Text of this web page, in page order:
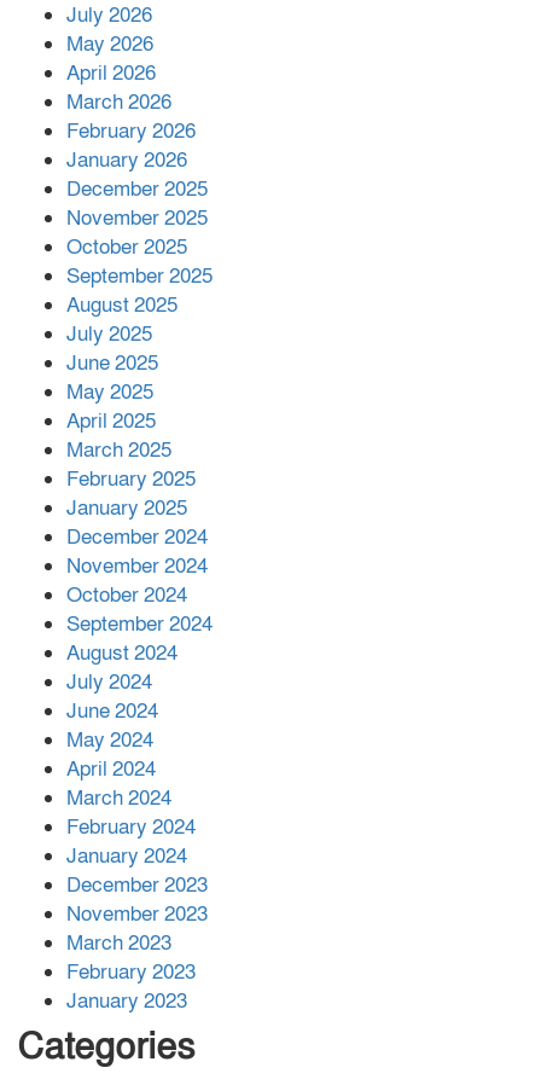
পর ফোন তারেক রহমানের,গ্যাস সঙ্কট
সহায়তা দিলেন সাচিং প্রু জেরী
July 2026
May 2026
April 2026
March 2026
February 2026
January 2026
December 2025
November 2025
October 2025
September 2025
August 2025
July 2025
June 2025
May 2025
April 2025
March 2025
February 2025
January 2025
December 2024
November 2024
October 2024
September 2024
August 2024
July 2024
June 2024
May 2024
April 2024
March 2024
February 2024
January 2024
December 2023
November 2023
March 2023
February 2023
January 2023
Categories